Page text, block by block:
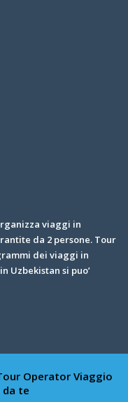
viaggi in
da 2 persone. Tour
dei viaggi in
Uzbekistan si puo’
OperatorViaggio
da te